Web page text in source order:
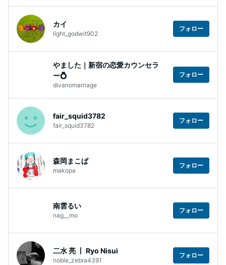
カイ
light_godwit902
フォロー
やました｜新宿の恋愛カウンセラ
ー💍
divanomarriage
フォロー
fair_squid3782
fair_squid3782
フォロー
森岡まこぱ
makopa
フォロー
南雲るい
nag__mo
フォロー
二水 亮 丨 Ryo Nisui
noble_zebra4391
フォロー